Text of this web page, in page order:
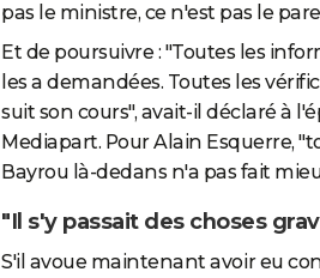
pas le ministre, ce n'est pas le
Et de poursuivre : "Toutes les
les a demandées. Toutes les
suit son cours", avait-il déclaré à
Mediapart. Pour Alain Esquerre,
Bayrou là-dedans n'a pas fait
"Il s'y passait des choses
S'il avoue maintenant avoir eu